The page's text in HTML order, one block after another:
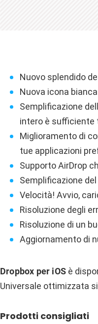
Nuovo splendido
Nuova icona
Semplificazione
intero è sufficiente
Miglioramento di
tue applicazioni
Supporto AirDrop
Semplificazione
Velocità! Avvio,
Risoluzione degli
Risoluzione di un
Aggiornamento di
Dropbox per iOS è
Universale ottimizzata
Prodotti consigliati